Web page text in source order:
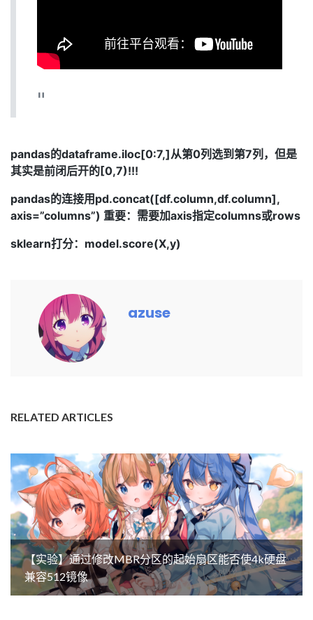
pandas的dataframe.iloc[0:7,]从第0列选到第7列，但是
其实是前闭后开的[0,7)!!!
pandas的连接用pd.concat([df.column,df.column],
axis=”columns”) 重要：需要加axis指定columns或rows
sklearn打分：model.score(X,y)
azuse
RELATED ARTICLES
【实验】通过修改MBR分区的起始扇区能否使4k硬盘
兼容512镜像